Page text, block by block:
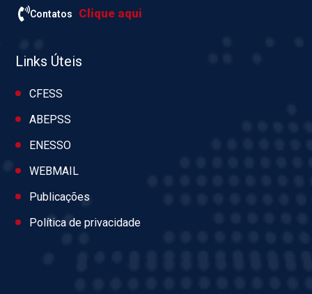
Contatos Clique aqui
Links Úteis
CFESS
ABEPSS
ENESSO
WEBMAIL
Publicações
Política de privacidade